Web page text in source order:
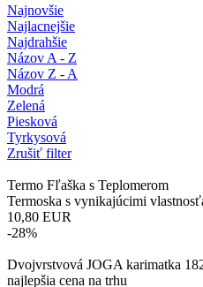
Najnovšie
Najlacnejšie
Najdrahšie
Názov A - Z
Názov Z - A
Modrá
Zelená
Piesková
Tyrkysová
Zrušiť filter
Termo Fľaška s Teplomerom
Termoska s vynikajúcimi
10,80 EUR
-28%
Dvojvrstvová JOGA karimatka
najlepšia cena na trhu